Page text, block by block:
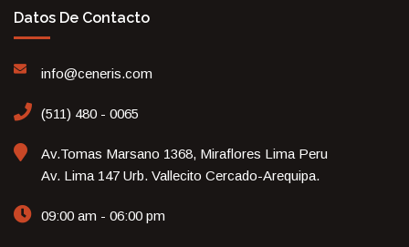
Datos De Contacto
info@ceneris.com
(511) 480 - 0065
Av.Tomas Marsano 1368, Miraflores Lima Peru
Av. Lima 147 Urb. Vallecito Cercado-Arequipa.
09:00 am - 06:00 pm